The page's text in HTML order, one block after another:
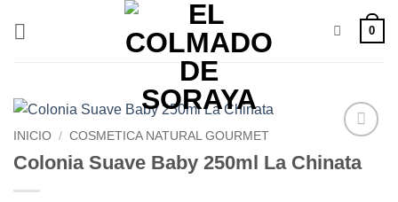
0
Añadir
a la
INICIO / COSMETICA NATURAL GOURMET
Colonia Suave Baby 250ml La Chinata